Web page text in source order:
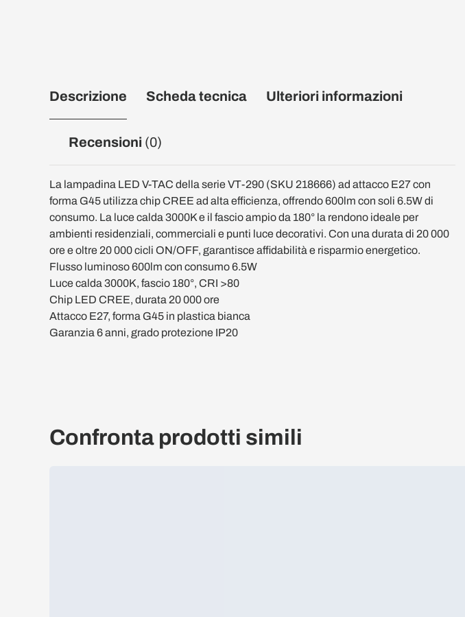
Descrizione
La lampadina LED V-TAC della serie VT-290 (SKU 218666) ad attacco E27 con
forma G45 utilizza chip CREE ad alta efficienza, offrendo 600lm con soli 6.5W di
consumo. La luce calda 3000K e il fascio ampio da 180° la rendono ideale per
ambienti residenziali, commerciali e punti luce decorativi. Con una durata di 20 000
ore e oltre 20 000 cicli ON/OFF, garantisce affidabilità e risparmio energetico.
Flusso luminoso 600lm con consumo 6.5W
Luce calda 3000K, fascio 180°, CRI >80
Chip LED CREE, durata 20 000 ore
Attacco E27, forma G45 in plastica bianca
Garanzia 6 anni, grado protezione IP20
Scheda tecnica Ulteriori informazioni
Recensioni (0)
Confronta prodotti simili